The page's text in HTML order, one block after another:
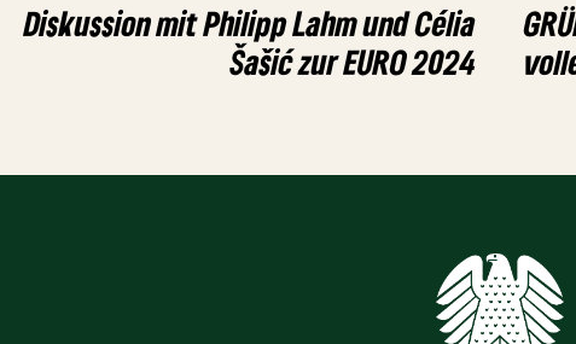
Diskussion mit Philipp Lahm und Célia
Šašić zur EURO 2024